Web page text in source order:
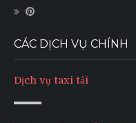
CÁC DỊCH VỤ CHÍNH
Dịch vụ taxi tải